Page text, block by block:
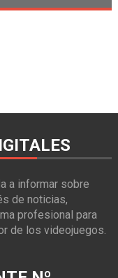
a informar sobre
de noticias,
profesional para
de los videojuegos.